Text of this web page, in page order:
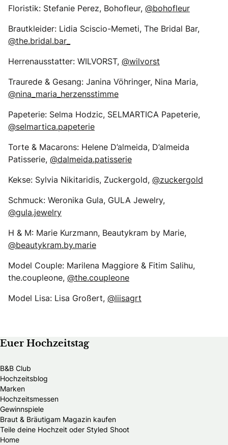
Floristik: Stefanie Perez, Bohofleur, @bohofleur
Brautkleider: Lidia Sciscio-Memeti, The Bridal Bar,
@the.bridal.bar_
Herrenausstatter: WILVORST, @wilvorst
Traurede & Gesang: Janina Vöhringer, Nina Maria,
@nina_maria_herzensstimme
Papeterie: Selma Hodzic, SELMARTICA Papeterie,
@selmartica.papeterie
Torte & Macarons: Helene D’almeida, D’almeida
Patisserie, @dalmeida.patisserie
Kekse: Sylvia Nikitaridis, Zuckergold, @zuckergold
Schmuck: Weronika Gula, GULA Jewelry,
@gula.jewelry
H & M: Marie Kurzmann, Beautykram by Marie,
@beautykram.by.marie
Model Couple: Marilena Maggiore & Fitim Salihu,
the.coupleone, @the.coupleone
Model Lisa: Lisa Großert, @liisagrt
Euer Hochzeitstag
B&B Club
Hochzeitsblog
Marken
Hochzeitsmessen
Gewinnspiele
Braut & Bräutigam Magazin kaufen
Teile deine Hochzeit oder Styled Shoot
Home